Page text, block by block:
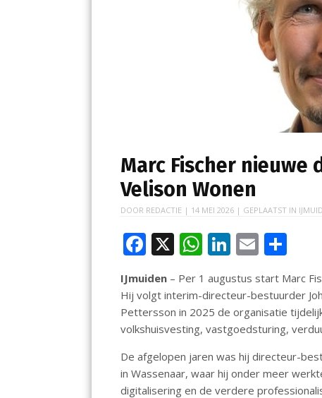
Marc Fischer
Velison Wonen
DOOR REDACTIE | 14 MEI 2026 | GEPLAATST IN
F
ac
e
b
o
o
k
X W
h
at
s
A
p
p
Li
n
k
e
dI
n
E
m
ai
l
e
n
IJmuiden – Per 1 augustus start Marc
Hij volgt interim-directeur-bestuurder
Pettersson in 2025 de organisatie
volkshuisvesting, vastgoedsturing,
De afgelopen jaren was hij directeur-
in Wassenaar, waar hij onder meer
digitalisering en de verdere